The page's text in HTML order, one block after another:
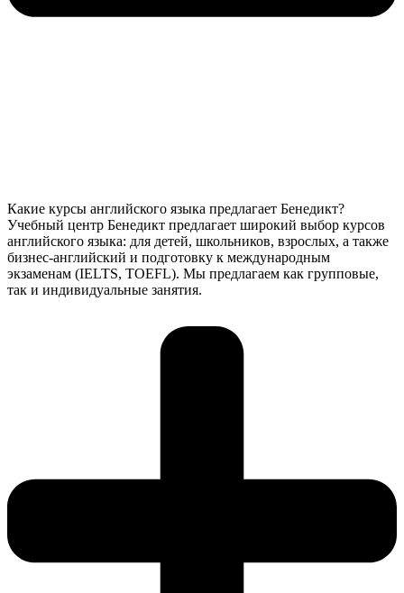
Какие курсы английского языка предлагает Бенедикт?
Учебный центр Бенедикт предлагает широкий выбор курсов
английского языка: для детей, школьников, взрослых, а также
бизнес-английский и подготовку к международным
экзаменам (IELTS, TOEFL). Мы предлагаем как групповые,
так и индивидуальные занятия.